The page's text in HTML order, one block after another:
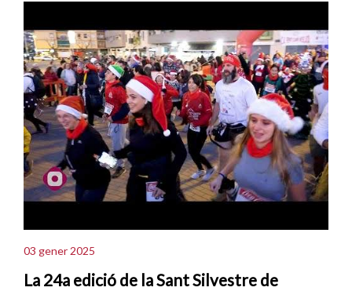
03 gener 2025
La 24a edició de la Sant Silvestre de